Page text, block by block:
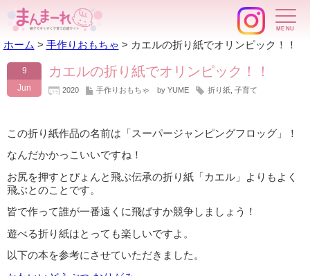
ホーム > 手作りおもちゃ > カエルの折り紙でオリンピック！！
9
Jun
カエルの折り紙でオリンピック！！
2020 手作りおもちゃ by YUME 折り紙 子育て
この折り紙作品の名前は「スーパージャンピングフロッグ」！
なんだかかっこいいですね！
お尻を押すとぴょんと飛ぶ伝承の折り紙「カエル」よりもよく
飛ぶとのことです。
皆で作って誰が一番遠くに飛ばすか競争しましょう！
遊べる折り紙はとっても楽しいですよ。
以下の本を参考にさせていただきました。